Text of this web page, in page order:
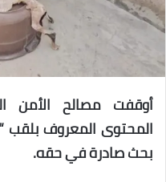
أوقفت مصالح الأمن
المحتوى المعروف بلقب
بحث صادرة في حقه.